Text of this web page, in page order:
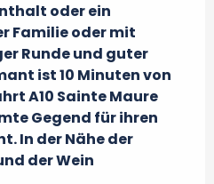
oder ein
Familie oder mit
Runde und guter
ist 10 Minuten von
A10 Sainte Maure
Gegend für ihren
In der Nähe der
der Wein